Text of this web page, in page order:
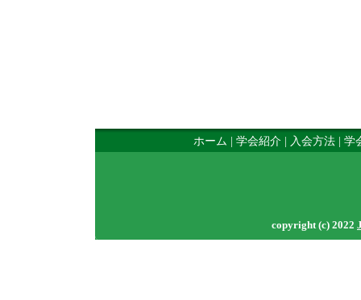
ホーム 学会紹介 入会方法 学
copyright (c) 2022